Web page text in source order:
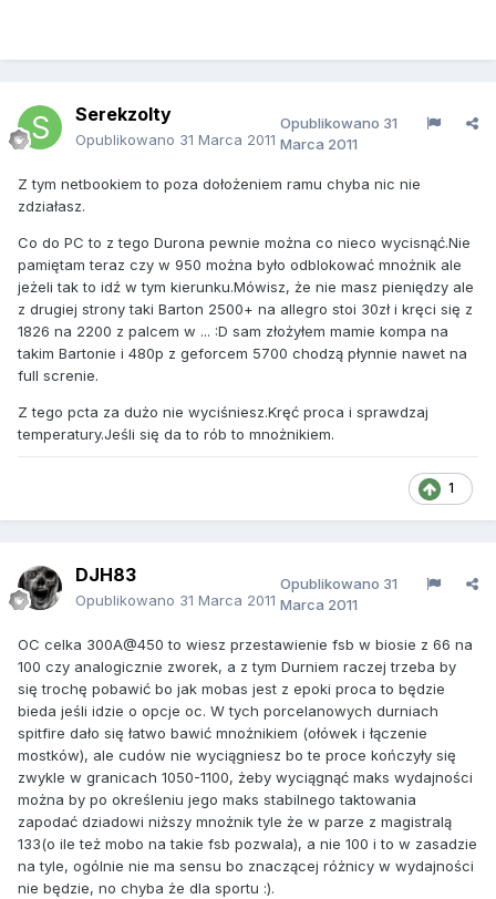
Serekzolty
Opublikowano 31 Marca 2011
Opublikowano 31
Marca 2011
Z tym netbookiem to poza dołożeniem ramu chyba nic nie
zdziałasz.
Co do PC to z tego Durona pewnie można co nieco wycisnąć.Nie
pamiętam teraz czy w 950 można było odblokować mnożnik ale
jeżeli tak to idź w tym kierunku.Mówisz, że nie masz pieniędzy ale
z drugiej strony taki Barton 2500+ na allegro stoi 30zł i kręci się z
1826 na 2200 z palcem w ... :D sam złożyłem mamie kompa na
takim Bartonie i 480p z geforcem 5700 chodzą płynnie nawet na
full screnie.
Z tego pcta za dużo nie wyciśniesz.Kręć proca i sprawdzaj
temperatury.Jeśli się da to rób to mnożnikiem.
1
DJH83
Opublikowano 31 Marca 2011
Opublikowano 31
Marca 2011
OC celka 300A@450 to wiesz przestawienie fsb w biosie z 66 na
100 czy analogicznie zworek, a z tym Durniem raczej trzeba by
się trochę pobawić bo jak mobas jest z epoki proca to będzie
bieda jeśli idzie o opcje oc. W tych porcelanowych durniach
spitfire dało się łatwo bawić mnożnikiem (ołówek i łączenie
mostków), ale cudów nie wyciągniesz bo te proce kończyły się
zwykle w granicach 1050-1100, żeby wyciągnąć maks wydajności
można by po określeniu jego maks stabilnego taktowania
zapodać dziadowi niższy mnożnik tyle że w parze z magistralą
133(o ile też mobo na takie fsb pozwala), a nie 100 i to w zasadzie
na tyle, ogólnie nie ma sensu bo znaczącej różnicy w wydajności
nie będzie, no chyba że dla sportu :).